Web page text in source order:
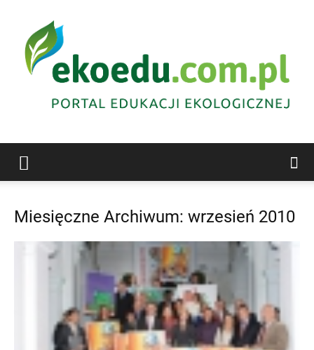
Abrys
Miesięczne Archiwum: wrzesień 2010